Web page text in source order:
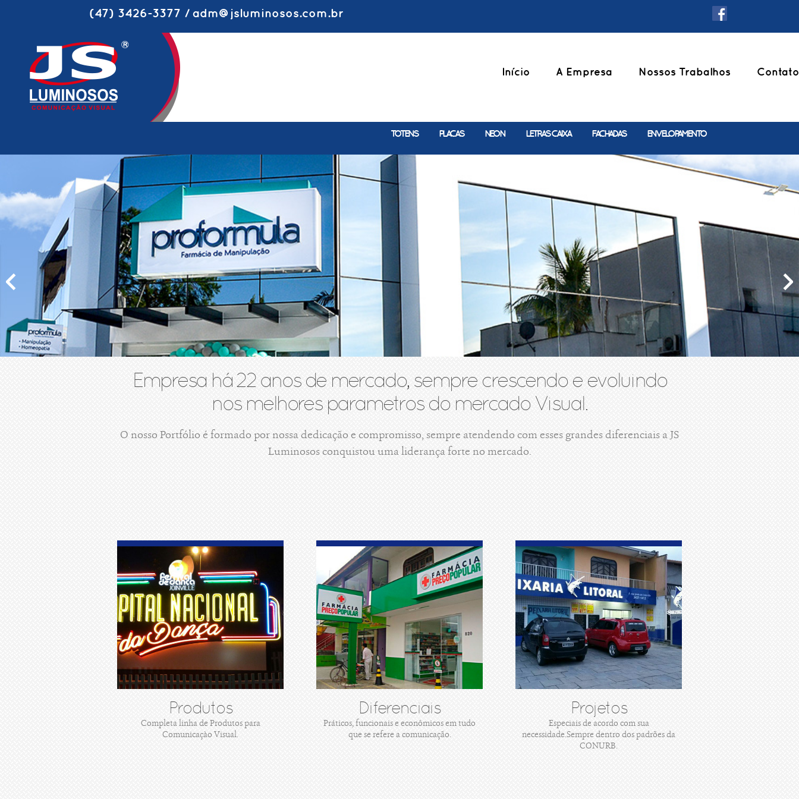
(47) 3426-3377 / adm@jsluminosos.com.br
Início A Empresa Nossos Trabalhos Contato
ENVELOPAMENTO
FACHADAS
LETRAS CAIXA
NEON
PLACAS
TOTENS
Empresa há 22 anos de mercado, sempre crescendo e evoluindo
nos melhores parametros do mercado Visual.
O nosso Portfólio é formado por nossa dedicação e compromisso, sempre atendendo com esses grandes diferenciais a JS
Luminosos conquistou uma liderança forte no mercado.
Produtos
Completa linha de Produtos para
Comunicaçào Visual.
Diferenciais
Práticos, funcionais e econômicos em tudo
que se refere a comunicação.
Projetos
Especiais de acordo com sua
necessidade.Sempre dentro dos padrões da
CONURB.